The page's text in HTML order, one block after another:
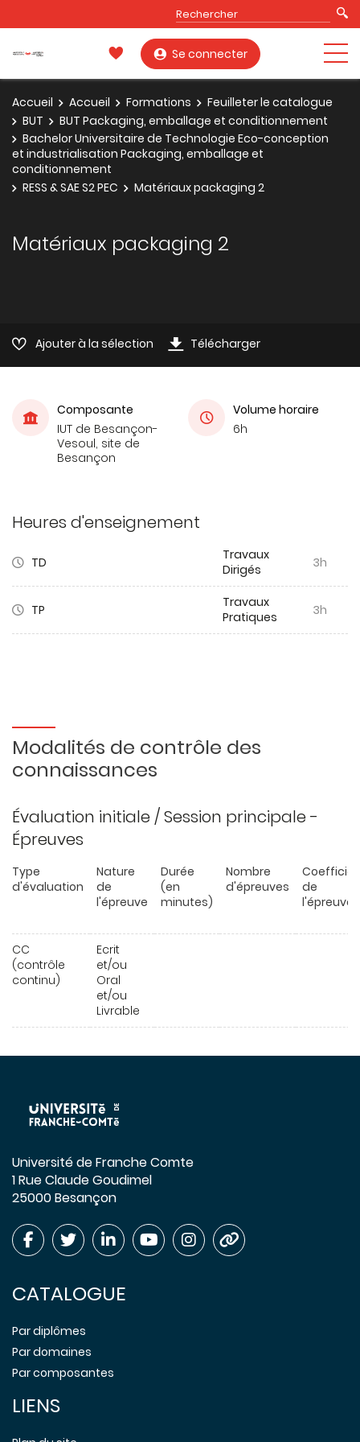
Se connecter
Accueil Accueil Formations
Feuilleter le catalogue
BUT
BUT Packaging, emballage et conditionnement
Bachelor Universitaire de Technologie Eco-conception
et industrialisation Packaging, emballage et
conditionnement
RESS & SAE S2 PEC
Matériaux packaging 2
Matériaux packaging 2
Ajouter à la sélection Télécharger
Composante
IUT de Besançon-
Vesoul, site de
Besançon
Volume horaire
6h
Heures d'enseignement
TD
Travaux
Dirigés
3h
TP
Travaux
Pratiques
3h
Modalités de contrôle des
connaissances
Évaluation initiale / Session principale -
Épreuves
Type
d'évaluation
Nature
de
l'épreuve
Durée
(en
minutes)
Nombre
d'épreuves
de
l'épreuve
CC
(contrôle
continu)
Ecrit
et/ou
Oral
et/ou
Livrable
Université de Franche Comte
1 Rue Claude Goudimel
25000 Besançon
CATALOGUE
Par diplômes
Par domaines
Par composantes
LIENS